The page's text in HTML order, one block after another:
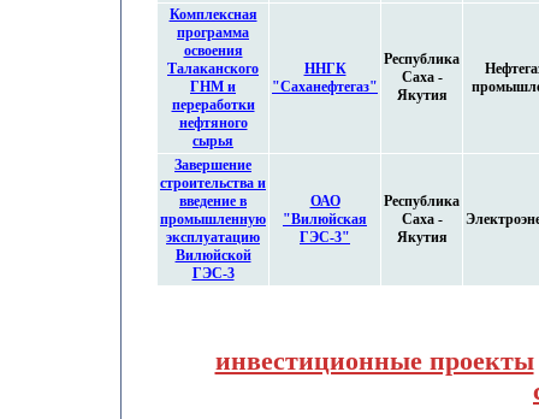
Комплексная
программа
освоения
Талаканского
ГНМ и
переработки
нефтяного
сырья
ННГК
"Саханефтегаз"
Республика
Саха -
Якутия
Завершение
строительства и
введение в
промышленную
эксплуатацию
Вилюйской
ГЭС-3
ОАО
"Вилюйская
ГЭС-3"
Республика
Саха -
Якутия
инвестиционные проекты